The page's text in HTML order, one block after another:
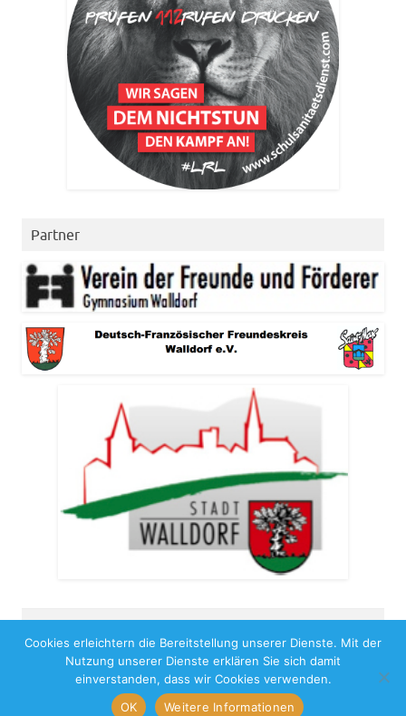
Partner
Copyright 2026
Impressum
Benutzungshinweise Datenschutz
Cookies erleichtern die Bereitstellung unserer Dienste. Mit der
Nutzung unserer Dienste erklären Sie sich damit
einverstanden, dass wir Cookies verwenden.
OK
Weitere Informationen